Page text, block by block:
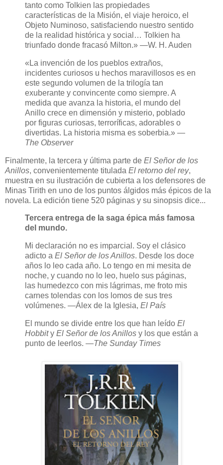
tanto como Tolkien las propiedades
características de la Misión, el viaje heroico, el
Objeto Numinoso, satisfaciendo nuestro sentido
de la realidad histórica y social… Tolkien ha
triunfado donde fracasó Milton.» —W. H. Auden
«La invención de los pueblos extraños,
incidentes curiosos u hechos maravillosos es en
este segundo volumen de la trilogía tan
exuberante y convincente como siempre. A
medida que avanza la historia, el mundo del
Anillo crece en dimensión y misterio, poblado
por figuras curiosas, terroríficas, adorables o
divertidas. La historia misma es soberbia.» —
The Observer
Finalmente, la tercera y última parte de El Señor de los
Anillos, convenientemente titulada El retorno del rey,
muestra en su ilustración de cubierta a los defensores de
Minas Tirith en uno de los puntos álgidos más épicos de la
novela. La edición tiene 520 páginas y su sinopsis dice...
Tercera entrega de la saga épica más famosa
del mundo.
Mi declaración no es imparcial. Soy el clásico
adicto a El Señor de los Anillos. Desde los doce
años lo leo cada año. Lo tengo en mi mesita de
noche, y cuando no lo leo, huelo sus páginas,
las humedezco con mis lágrimas, me froto mis
carnes tolendas con los lomos de sus tres
volúmenes. —Álex de la Iglesia, El País
El mundo se divide entre los que han leído El
Hobbity El Señor de los Anillos y los que están a
punto de leerlos. —The Sunday Times